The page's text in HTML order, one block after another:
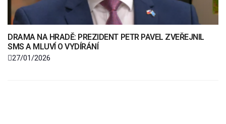
DRAMA NA HRADĚ: PREZIDENT PETR PAVEL ZVEŘEJNIL
SMS A MLUVÍ O VYDÍRÁNÍ
27/01/2026